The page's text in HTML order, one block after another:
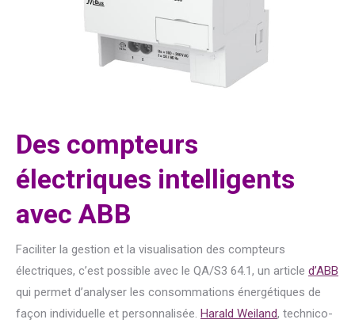
Des compteurs
électriques intelligents
avec ABB
Faciliter la gestion et la visualisation des compteurs
électriques, c’est possible avec le QA/S3 64.1, un article d’ABB
qui permet d’analyser les consommations énergétiques de
façon individuelle et personnalisée. Harald Weiland, technico-